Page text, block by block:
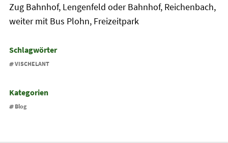
Zug Bahnhof, Lengenfeld oder Bahnhof, Reichenbach,
weiter mit Bus Plohn, Freizeitpark
Schlagwörter
VISCHELANT
Kategorien
Blog